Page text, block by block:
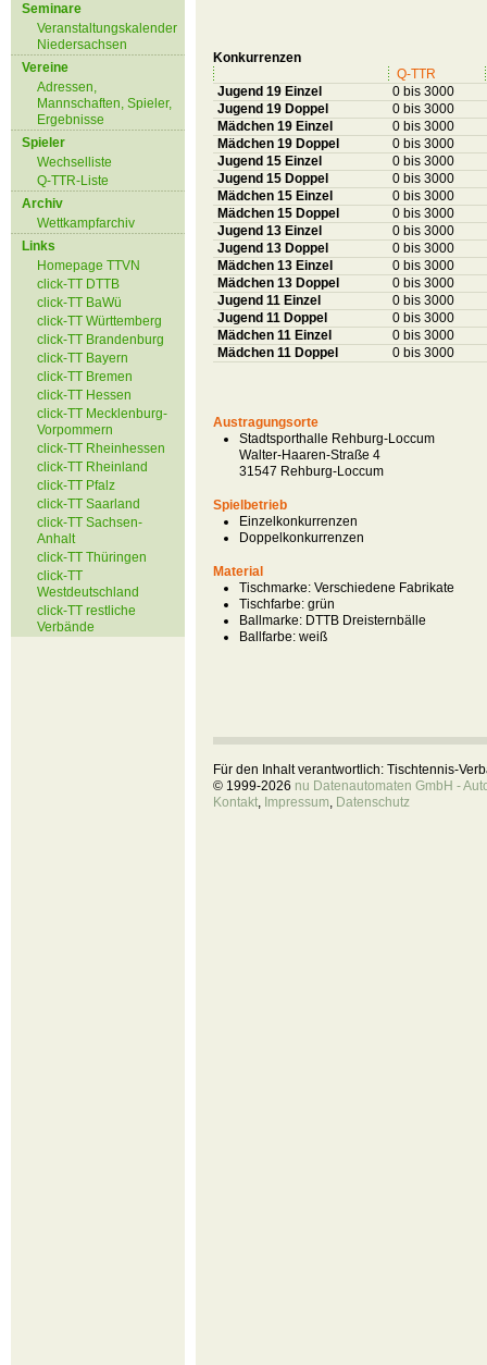
Seminare
Veranstaltungskalender
Niedersachsen
Vereine
Adressen,
Mannschaften, Spieler,
Ergebnisse
Spieler
Wechselliste
Q-TTR-Liste
Archiv
Wettkampfarchiv
Links
Homepage TTVN
click-TT DTTB
click-TT BaWü
click-TT Württemberg
click-TT Brandenburg
click-TT Bayern
click-TT Bremen
click-TT Hessen
click-TT Mecklenburg-
Vorpommern
click-TT Rheinhessen
click-TT Rheinland
click-TT Pfalz
click-TT Saarland
click-TT Sachsen-
Anhalt
click-TT Thüringen
click-TT
Westdeutschland
click-TT restliche
Verbände
Konkurrenzen
Q-TTR
Jugend 19 Einzel
0 bis 3000
Jugend 19 Doppel
0 bis 3000
Mädchen 19 Einzel
0 bis 3000
Mädchen 19 Doppel
0 bis 3000
Jugend 15 Einzel
0 bis 3000
Jugend 15 Doppel
0 bis 3000
Mädchen 15 Einzel
0 bis 3000
Mädchen 15 Doppel
0 bis 3000
Jugend 13 Einzel
0 bis 3000
Jugend 13 Doppel
0 bis 3000
Mädchen 13 Einzel
0 bis 3000
Mädchen 13 Doppel
0 bis 3000
Jugend 11 Einzel
0 bis 3000
Jugend 11 Doppel
0 bis 3000
Mädchen 11 Einzel
0 bis 3000
Mädchen 11 Doppel
0 bis 3000
Austragungsorte
Stadtsporthalle Rehburg-Loccum
Walter-Haaren-Straße 4
31547 Rehburg-Loccum
Spielbetrieb
Einzelkonkurrenzen
Doppelkonkurrenzen
Material
Tischmarke: Verschiedene Fabrikate
Tischfarbe: grün
Ballmarke: DTTB Dreisternbälle
Ballfarbe: weiß
Für den Inhalt verantwortlich: Tischtennis-
© 1999-2026 nu Datenautomaten GmbH -
Kontakt, Impressum, Datenschutz